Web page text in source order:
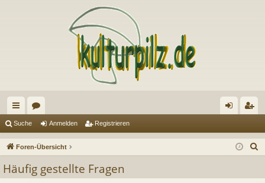
ch
ne
ug
en m
de
ist
re
Suche Anmelden Registrieren
Foren-Übersicht
Häufig gestellte Fragen